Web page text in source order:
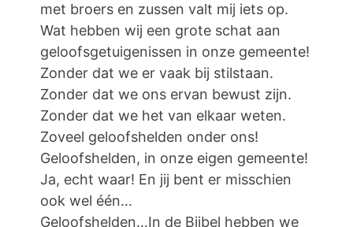
met broers en zussen valt mij iets op.
Wat hebben wij een grote schat aan
geloofsgetuigenissen in onze gemeente!
Zonder dat we er vaak bij stilstaan.
Zonder dat we ons ervan bewust zijn.
Zonder dat we het van elkaar weten.
Zoveel geloofshelden onder ons!
Geloofshelden, in onze eigen gemeente!
Ja, echt waar! En jij bent er misschien
ook wel één…
Geloofshelden…In de Bijbel hebben we